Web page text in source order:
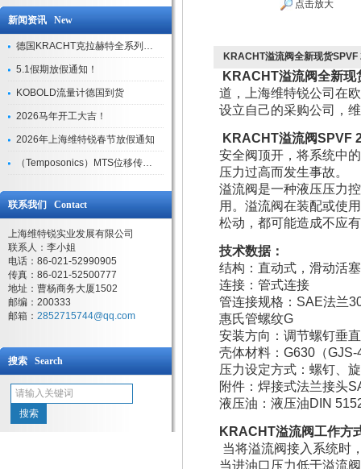
新闻资讯 New
德国KRACHT克拉赫特全系列现货库存
5.1假期放假通知！
KOBOLD流量计德国到货
2026马年开工大吉！
2026年上海维特锐春节放假通知
（Temposonics）MTS位移传感器现货库存型号
联系我们 Contact
上海维特锐实业发展有限公司
联系人：李小姐
电话：86-021-52990905
传真：86-021-52500777
地址：曹杨商务大厦1502
邮编：200333
邮箱： 2852715744@qq.com
搜索 Search
点击放大
KRACHT溢流阀全新现货
KRACHT溢流阀全新
道，上海维特锐公司在
设立自己的采购公司，
KRACHT溢流阀SPVF
安全阀顶开，将系统中
压力过高而发生事故。
溢流阀是一种液压压力
用。溢流阀在装配或使
松动，都可能造成不应
技术数据：
结构：直动式，滑动活
连接：管式连接
管连接规格：SAE法兰
惠氏管螺纹G
安装方向：调节螺钉垂
壳体材料：G630（GJS-
压力设定方式：螺钉、
附件：焊接式法兰接头
液压油：液压油DIN
KRACHT溢流阀工作方
当将溢流阀接入系统时
当进油口压力低于溢流